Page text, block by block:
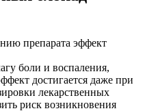
препарата эффект
боли и воспаления,
достигается даже при
лекарственных
риск возникновения